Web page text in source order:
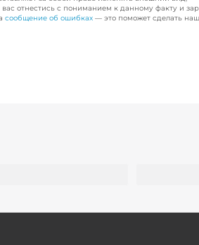
отнестись с пониманием к данному факту и
сообщение об ошибках — это поможет сделать